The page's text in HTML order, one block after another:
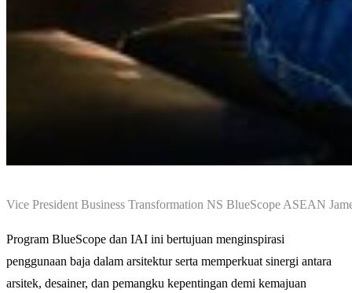
Vice President Business Transformation NS BlueScope ASEAN
Program BlueScope dan IAI ini bertujuan menginspirasi
penggunaan baja dalam arsitektur serta memperkuat sinergi antara
arsitek, desainer, dan pemangku kepentingan demi kemajuan